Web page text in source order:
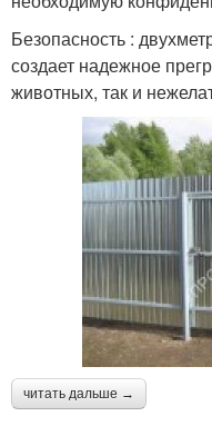
Безопасность :
создает надежное
животных, так и
читать дальше →